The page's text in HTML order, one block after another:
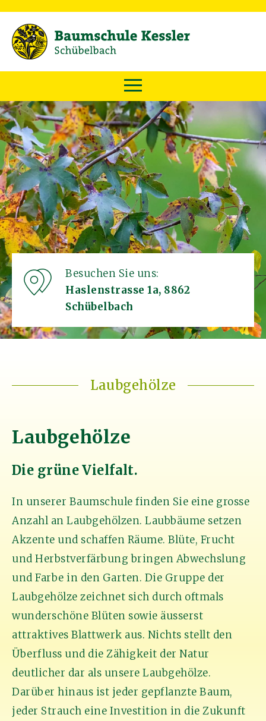
Besuchen Sie uns:
Haslenstrasse 1a, 8862
Schübelbach
Laubgehölze
Laubgehölze
Die grüne Vielfalt.
In unserer Baumschule finden Sie eine grosse
Anzahl an Laubgehölzen. Laubbäume setzen
Akzente und schaffen Räume. Blüte, Frucht
und Herbstverfärbung bringen Abwechslung
und Farbe in den Garten. Die Gruppe der
Laubgehölze zeichnet sich durch oftmals
wunderschöne Blüten sowie äusserst
attraktives Blattwerk aus. Nichts stellt den
Überfluss und die Zähigkeit der Natur
deutlicher dar als unsere Laubgehölze.
Darüber hinaus ist jeder gepflanzte Baum,
jeder Strauch eine Investition in die Zukunft